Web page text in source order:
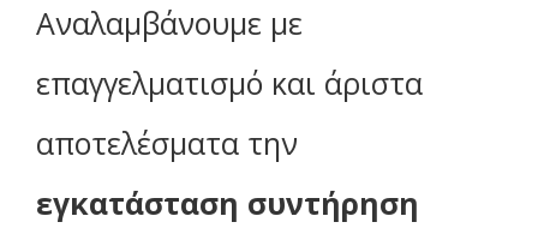
Αναλαμβάνουμε με
επαγγελματισμό και άριστα
αποτελέσματα την
εγκατάσταση συντήρηση